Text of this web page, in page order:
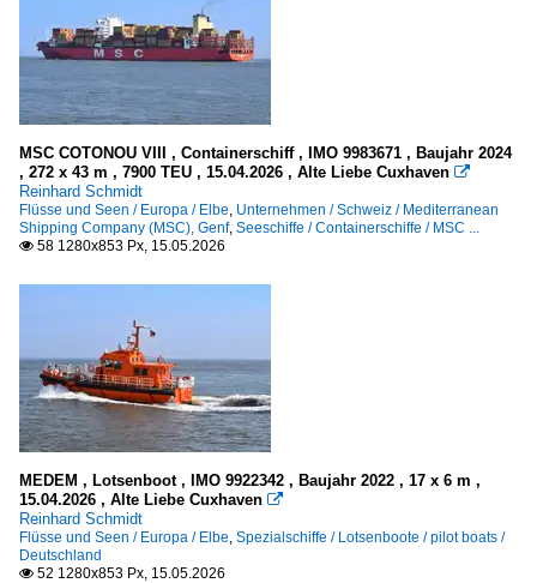
MSC COTONOU VIII , Containerschiff , IMO 9983671 , Baujahr 2024
, 272 x 43 m , 7900 TEU , 15.04.2026 , Alte Liebe Cuxhaven 
Reinhard Schmidt
Flüsse und Seen / Europa / Elbe, Unternehmen / Schweiz / Mediterranean
Shipping Company (MSC), Genf, Seeschiffe / Containerschiffe / MSC ...
 58 1280x853 Px, 15.05.2026
MEDEM , Lotsenboot , IMO 9922342 , Baujahr 2022 , 17 x 6 m ,
15.04.2026 , Alte Liebe Cuxhaven 
Reinhard Schmidt
Flüsse und Seen / Europa / Elbe, Spezialschiffe / Lotsenboote / pilot boats /
Deutschland
 52 1280x853 Px, 15.05.2026